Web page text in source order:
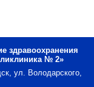
здравоохранения
№ 2»
ул. Володарского,